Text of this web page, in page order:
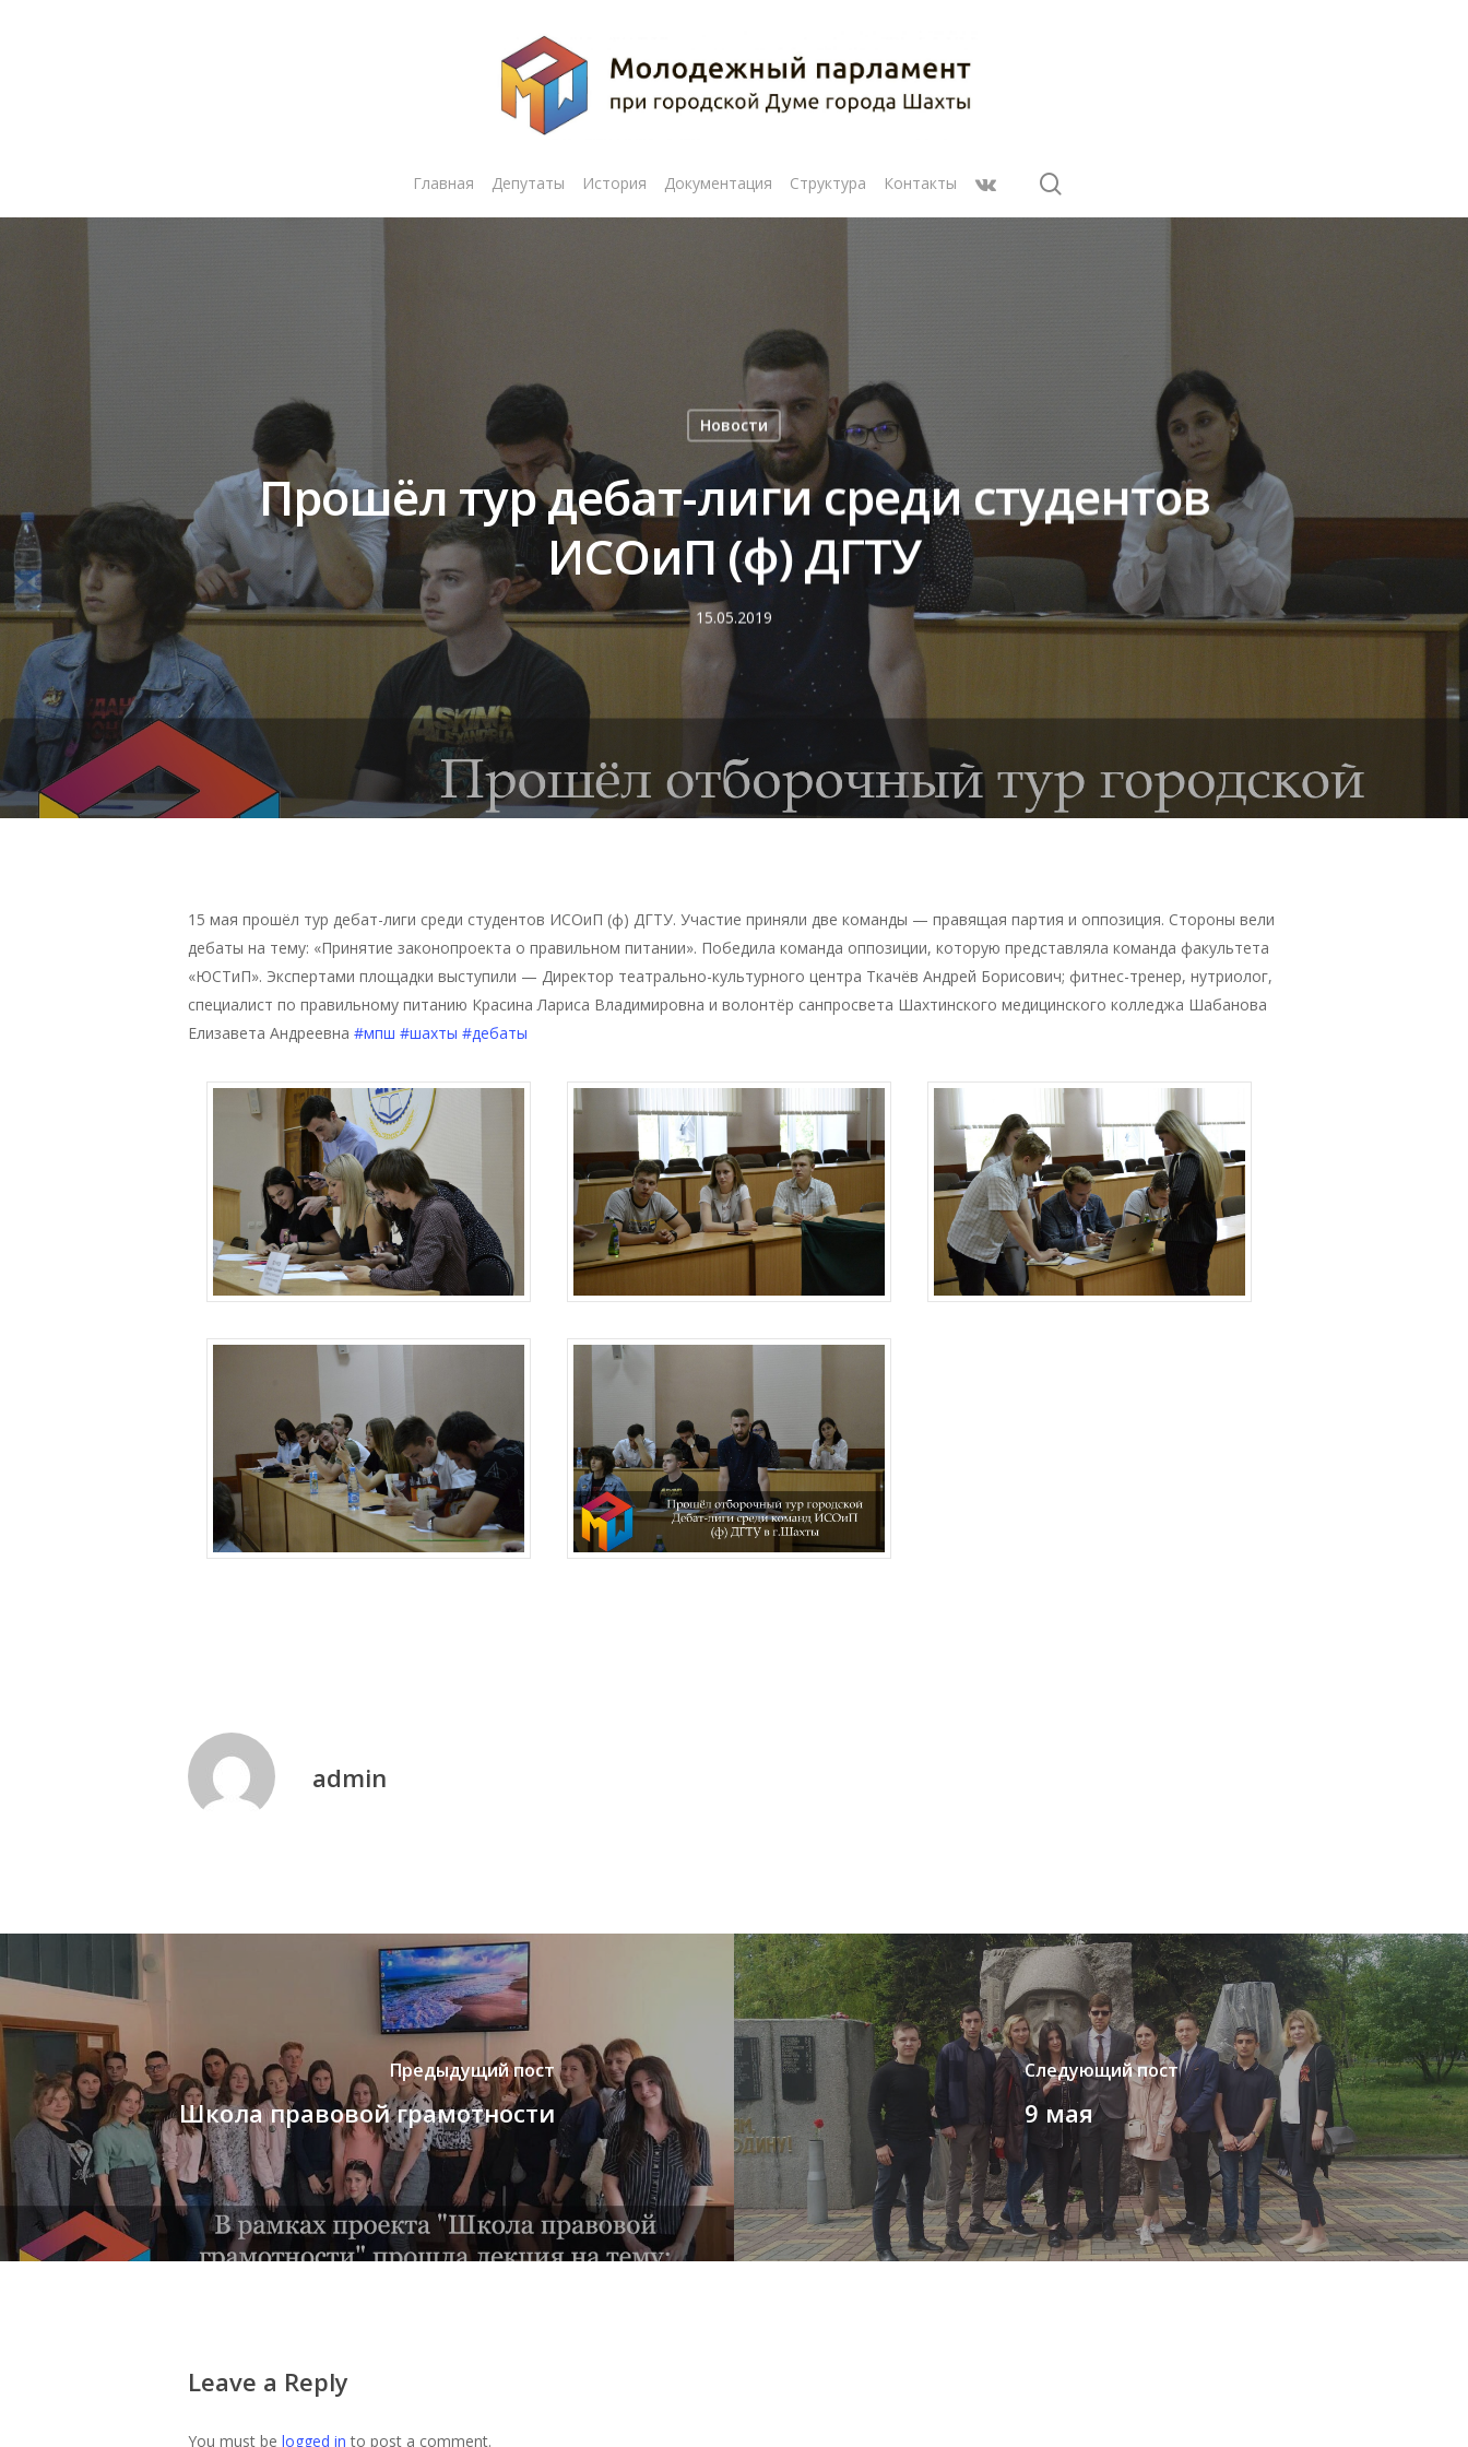
Нажмите Enter для поиска или ESC чтобы закрыть
Главная Депутаты История Документация Структура Контакты
Новости
Прошёл тур дебат-лиги среди студентов
ИСОиП (ф) ДГТУ
15.05.2019
15 мая прошёл тур дебат-лиги среди студентов ИСОиП (ф) ДГТУ. Участие приняли две команды — правящая партия и оппозиция. Стороны вели
дебаты на тему: «Принятие законопроекта о правильном питании». Победила команда оппозиции, которую представляла команда факультета
«ЮСТиП». Экспертами площадки выступили — Директор театрально-культурного центра Ткачёв Андрей Борисович; фитнес-тренер, нутриолог,
специалист по правильному питанию Красина Лариса Владимировна и волонтёр санпросвета Шахтинского медицинского колледжа Шабанова
Елизавета Андреевна #мпш #шахты #дебаты
admin
Предыдущий пост
Школа правовой грамотности
Следующий пост
9 мая
Leave a Reply
You must be logged in to post a comment.